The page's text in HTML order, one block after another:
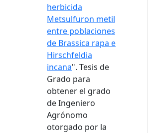
herbicida
Metsulfuron metil
entre poblaciones
de Brassica rapa e
Hirschfeldia
incana". Tesis de
Grado para
obtener el grado
de Ingeniero
Agrónomo
otorgado por la